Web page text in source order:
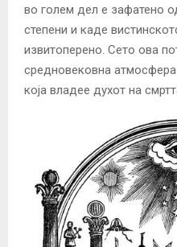
во голем дел е зафатено
степени и каде
извитоперено. Сето ова
средновековна
која владее духот на